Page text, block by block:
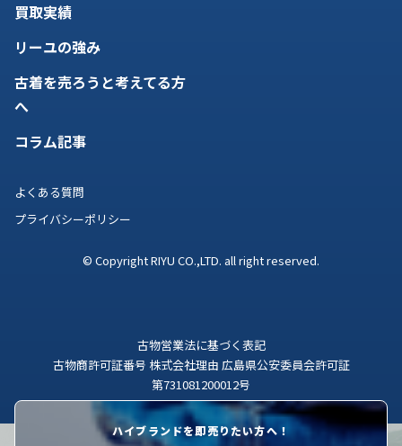
ハイブランドを即売りたい方へ！
買取実績
リーユの強み
古着を売ろうと考えてる方
へ
コラム記事
よくある質問
プライバシーポリシー
© Copyright RIYU CO.,LTD. all right reserved.
古物営業法に基づく表記
古物商許可証番号 株式会社理由 広島県公安委員会許可証
第731081200012号